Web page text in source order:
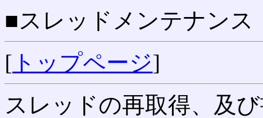
■スレッドメンテナンス
[ トップページ]
スレッドの再取得、及